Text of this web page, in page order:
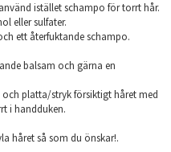
istället schampo för torrt hår.
eller sulfater.
ett återfuktande schampo.
balsam och gärna en
platta/stryk försiktigt håret med
i handduken.
håret så som du önskar!.